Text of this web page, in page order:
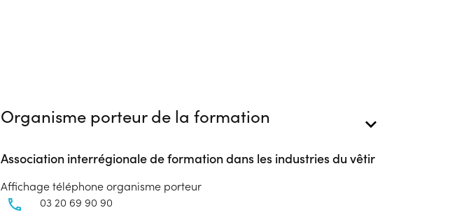
Organisme porteur de la formation
Association interrégionale de formation dans les industries du vêtir
Affichage téléphone organisme porteur
03 20 69 90 90